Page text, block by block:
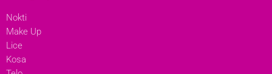
Nokti
Make Up
Lice
Kosa